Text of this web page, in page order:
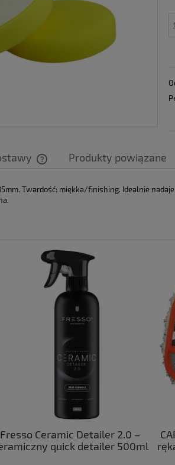
Cena nie zawiera ewentualnych
Produkty powiązane
Twardość: miękka/finishing. Idealnie
2.0 –
500ml
CARPRO Hand
rękawica z